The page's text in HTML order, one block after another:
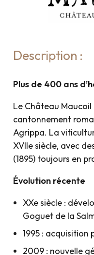
Description :
Plus de 400 ans
Le Château
cantonnement
Agrippa. La
XVIIe siècle, avec
(1895) toujours en
Évolution récente
XXe siècle :
Goguet de la
1995 :
2009 : nouvelle